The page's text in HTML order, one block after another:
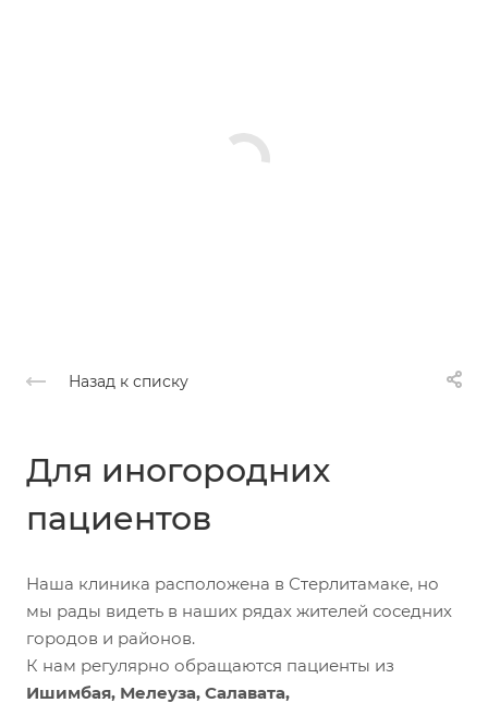
Назад к списку
Для иногородних
пациентов
Наша клиника расположена в Стерлитамаке, но
мы рады видеть в наших рядах жителей соседних
городов и районов.
К нам регулярно обращаются пациенты из
Ишимбая, Мелеуза, Салавата,